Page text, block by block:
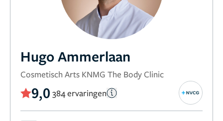
Hugo Ammerlaan
Cosmetisch Arts KNMG The Body Clinic
9,0 384 ervaringen